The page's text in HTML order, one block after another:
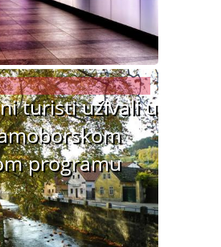
turisti uživali u
programu